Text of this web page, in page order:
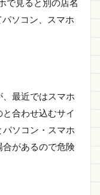
で見ると別の店名
ソコン、スマホ
最近ではスマホ
合わせ込むサイ
パソコン・スマホ
があるので危険